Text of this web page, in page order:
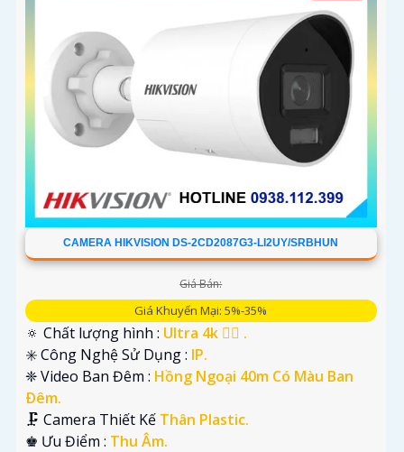
CAMERA HIKVISION DS-2CD2087G3-LI2UY/SRBHUN
Giá Bán:
Giá Khuyến Mại: 5%-35%
🔅 Chất lượng hình : Ultra 4k 👍🏾 .
✳️ Công Nghệ Sử Dụng : IP.
❈ Video Ban Đêm : Hồng Ngoại 40m Có Màu Ban
Ðêm.
🗜️ Camera Thiết Kế Thân Plastic.
️♚ Ưu Điểm : Thu Âm.